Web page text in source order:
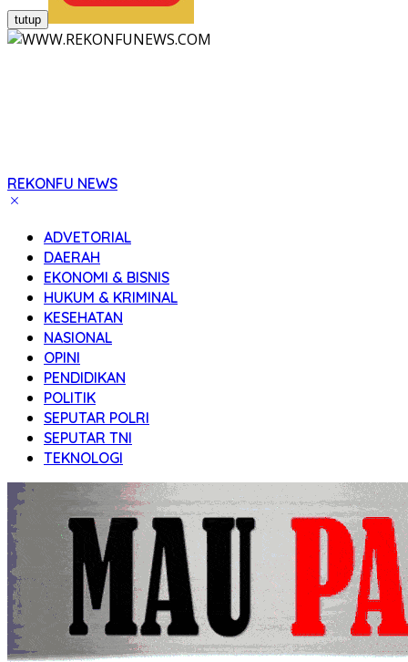
tutup
REKONFU NEWS
Tegas,
dan
Transparan
ADVETORIAL
DAERAH
EKONOMI & BISNIS
HUKUM & KRIMINAL
KESEHATAN
NASIONAL
OPINI
PENDIDIKAN
POLITIK
SEPUTAR POLRI
SEPUTAR TNI
TEKNOLOGI